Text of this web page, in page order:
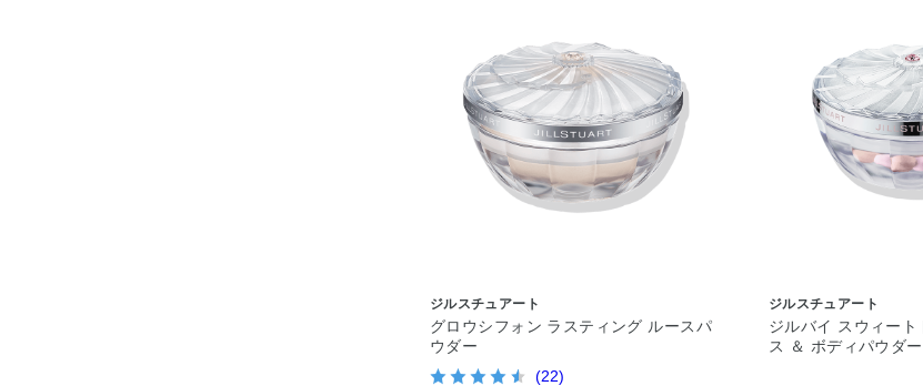
ジルスチュアート
グロウシフォン ラスティング ルースパ
ウダー
(22)
ジルスチュアート
ジルバイ スウィート
ス ＆ ボディパウダー